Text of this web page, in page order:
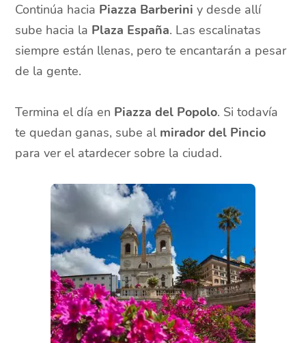
Continúa hacia Piazza Barberini y desde allí
sube hacia la Plaza España. Las escalinatas
siempre están llenas, pero te encantarán a pesar
de la gente.
Termina el día en Piazza del Popolo. Si todavía
te quedan ganas, sube al mirador del Pincio
para ver el atardecer sobre la ciudad.